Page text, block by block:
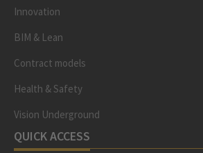
Innovation
BIM & Lean
Contract models
Health & Safety
Vision Underground
QUICK ACCESS